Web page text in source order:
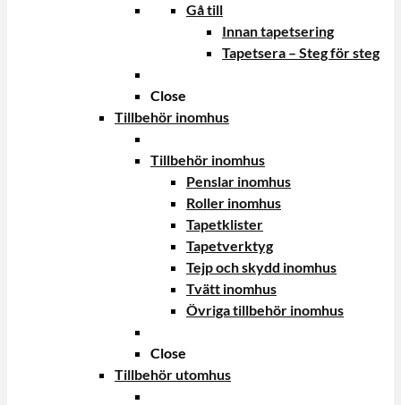
Gå till
Innan tapetsering
Tapetsera – Steg för steg
Close
Tillbehör inomhus
Tillbehör inomhus
Penslar inomhus
Roller inomhus
Tapetklister
Tapetverktyg
Tejp och skydd inomhus
Tvätt inomhus
Övriga tillbehör inomhus
Close
Tillbehör utomhus